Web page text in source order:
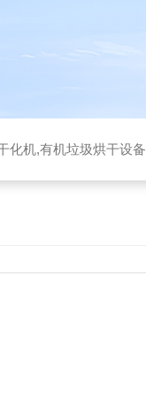
化机,有机垃圾烘干设备